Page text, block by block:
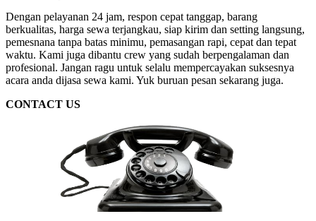
Dengan pelayanan 24 jam, respon cepat tanggap, barang
berkualitas, harga sewa terjangkau, siap kirim dan setting langsung,
pemesnana tanpa batas minimu, pemasangan rapi, cepat dan tepat
waktu. Kami juga dibantu crew yang sudah berpengalaman dan
profesional. Jangan ragu untuk selalu mempercayakan suksesnya
acara anda dijasa sewa kami. Yuk buruan pesan sekarang juga.
CONTACT US